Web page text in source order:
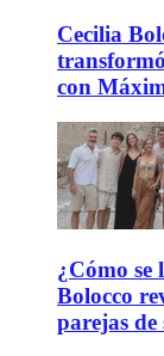
Cecilia
con
¿Cómo
Bolocco
parejas de